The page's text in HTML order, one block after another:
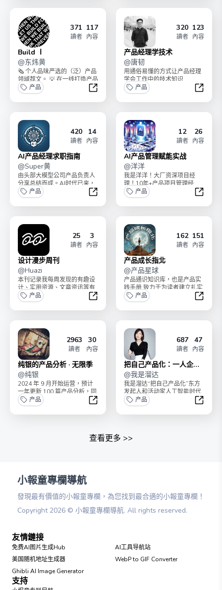
371
讀者
117
內容
Build Ⅰ
@东炜黄
🗞 个人品味严选的（泛）产品
领域荐文。 💡 在一线打造产品
的好奇、观察、思索。Build
Ⅱ ...
产品
Build Ⅰ
320
讀者
123
內容
产品经理学技术
@唐韧
用通俗易懂的方式让产品经理
学会工作中的技术知识
产品
产品
420
讀者
14
內容
AI产品经理求职指南
@Super黄
由头部大模型公司产品负责人
分享总结而成。AI时代已来，
抓紧上船！内容已完结，共
8000余字。后续可能...
产品
AI产品经理求职指南
12
讀者
26
內容
AI产品管理赋能实战
@洋洋
我是洋洋！大厂资深项目经
理！10年+产品项目管理经
验！🌟 触摸AI时代风口！学习
AI前沿领域！掌握...
产品
AI产
25
讀者
3
內容
设计漫步周刊
@Huazi
本刊记录我每周发现的有趣设
计、实用资源、文章资讯等有
关设计的一切。希望每周我眼
中的设计也可以帮助到你...
产品
设计漫步周刊
162
讀者
151
內容
产品成长指北
@产品星球
产品通识知识库，也是产品实
践手册 致力于为读者建立扎实
的产品基本功
产品
产品
2963
讀者
30
內容
纯银的产品分析 · 无限季
@纯银
2024 年 9 月开始运营，预计
一年更新 100 篇产品分析，同
时赠送之前的一二三四五六七
季。
产品
纯银的产品分析 · 无限季
687
讀者
47
內容
把自己产品化：一人企业 |
溜达
@我是溜达
我是溜达“把自己产品化”东方
发起人和活动家人工智能时代
最佳生存法则：把自己产品化
过上你喜欢、你擅长、...
产品
把自
查看更多 >>
小報童專欄導航
發現最有價值的小報童專欄，為您找到最合適的小報童專欄！
Copyright 2026 © 小報童專欄導航. All rights reserved.
友情鏈接
免费AI图片生成Hub
AI工具导航站
美国随机地址生成器
WebP to GIF Converter
Ghibli AI Image Generator
支持